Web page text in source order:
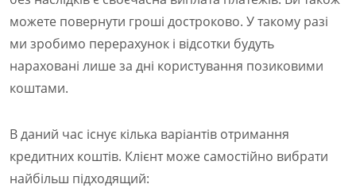
можете повернути гроші достроково. У такому разі
ми зробимо перерахунок і відсотки будуть
нараховані лише за дні користування позиковими
коштами.
В даний час існує кілька варіантів отримання
кредитних коштів. Клієнт може самостійно вибрати
найбільш підходящий: